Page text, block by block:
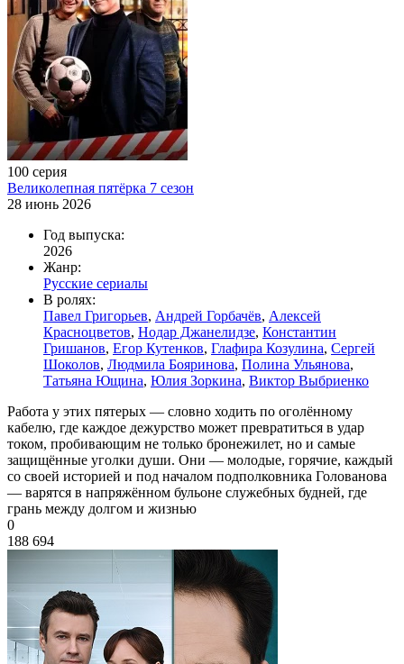
100 серия
Великолепная пятёрка 7 сезон
28 июнь 2026
Год выпуска:
2026
Жанр:
Русские сериалы
В ролях:
Павел Григорьев, Андрей Горбачёв, Алексей
Красноцветов, Нодар Джанелидзе, Константин
Гришанов, Егор Кутенков, Глафира Козулина, Сергей
Шоколов, Людмила Бояринова, Полина Ульянова,
Татьяна Ющина, Юлия Зоркина, Виктор Выбриенко
Работа у этих пятерых — словно ходить по оголённому
кабелю, где каждое дежурство может превратиться в удар
током, пробивающим не только бронежилет, но и самые
защищённые уголки души. Они — молодые, горячие, каждый
со своей историей и под началом подполковника Голованова
— варятся в напряжённом бульоне служебных будней, где
грань между долгом и жизнью
0
188 694